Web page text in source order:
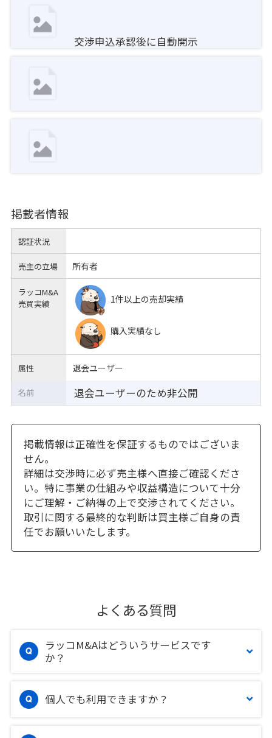
交渉申込承認後に自動開示
掲載者情報
認証状況
売主の立場 所有者
ラッコM&A
売買実績
1件以上の売却実績
購入実績なし
属性 退会ユーザー
退会ユーザーのため非公開
名前
掲載情報は正確性を保証するものではございま
せん。
詳細は交渉時に必ず売主様へ直接ご確認くださ
い。特に事業の仕組みや収益構造について十分
にご理解・ご納得の上で交渉されてください。
取引に関する最終的な判断は買主様ご自身の責
任でお願いいたします。
よくある質問
ラッコM&Aはどういうサービスです
か？
個人でも利用できますか？